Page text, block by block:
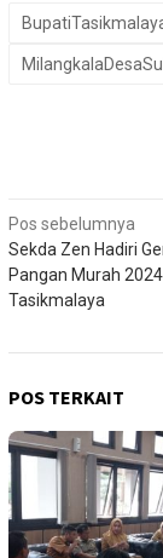
Navigasi
pos
Pos sebelumnya
Sekda Zen Hadiri
Pangan Murah
Tasikmalaya
POS TERKAIT